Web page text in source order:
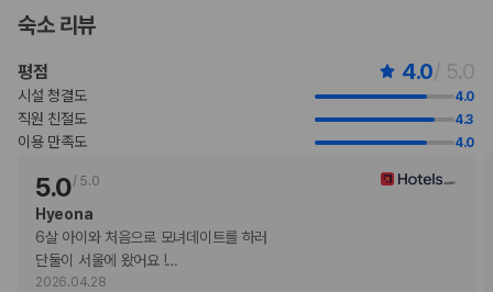
금액일 수 있으며 변경될 수 있습니다.
현장 결제 유형 및 수단
Visa
Diners Club
직불카드 결제 불가
Discover
현금
American Express
JCB International
Mastercard
반려동물
숙소 리뷰
평점 4.0/ 5.0
시설 청결도 4.0
직원 친절도 4.3
이용 만족도 4.0
5.0/ 5.0
Hyeona
6살 아이와 처음으로 모녀데이트를 하러
단둘이 서울에 왔어요 !…
2026.04.28